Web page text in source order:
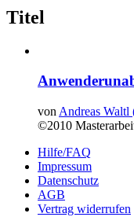
Titel
von Andreas
©2010
Hilfe/FAQ
Impressum
Datenschutz
AGB
Vertrag widerrufen